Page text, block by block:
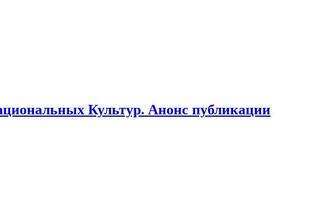
Культур. Анонс публикации